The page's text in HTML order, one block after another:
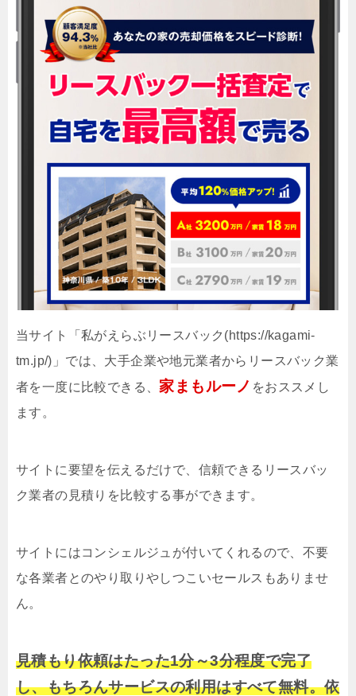
当サイト「私がえらぶリースバック(https://kagami-
tm.jp/)」では、大手企業や地元業者からリースバック業
者を一度に比較できる、家まもルーノ をおススメし
ます。
サイトに要望を伝えるだけで、信頼できるリースバッ
ク業者の見積りを比較する事ができます。
サイトにはコンシェルジュが付いてくれるので、不要
な各業者とのやり取りやしつこいセールスもありませ
ん。
見積もり依頼はたった1分～3分程度で完了
し、もちろんサービスの利用はすべて無料。依